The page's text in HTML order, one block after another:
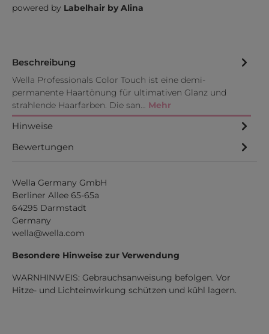
powered by Labelhair by Alina
Beschreibung
Wella Professionals Color Touch ist eine demi-
permanente Haartönung für ultimativen Glanz und
strahlende Haarfarben. Die san… Mehr
Hinweise
Bewertungen
Wella Germany GmbH
Berliner Allee 65-65a
64295 Darmstadt
Germany
wella@wella.com
Besondere Hinweise zur Verwendung
WARNHINWEIS: Gebrauchsanweisung befolgen. Vor
Hitze- und Lichteinwirkung schützen und kühl lagern.